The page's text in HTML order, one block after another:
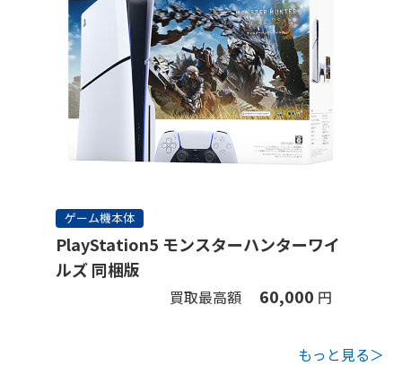
ゲーム機本体
PlayStation5 モンスターハンターワイ
ルズ 同梱版
買取最高額 60,000 円
もっと見る＞